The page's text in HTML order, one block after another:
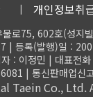
개인정보취
물로75, 602호(성지
| 등록(발행)일 :
자 : 이정민 | 대표
| 통신판매업
Taein Co., Ltd.